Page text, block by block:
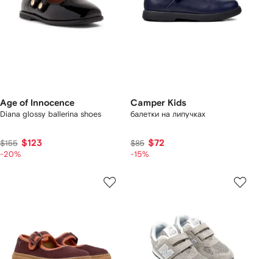
Age of Innocence
Diana glossy ballerina shoes
$155 $123
-20%
Camper Kids
балетки на липучках
$85 $72
-15%